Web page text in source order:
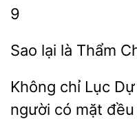
9
lại
Không chỉ Lục
người có mặt